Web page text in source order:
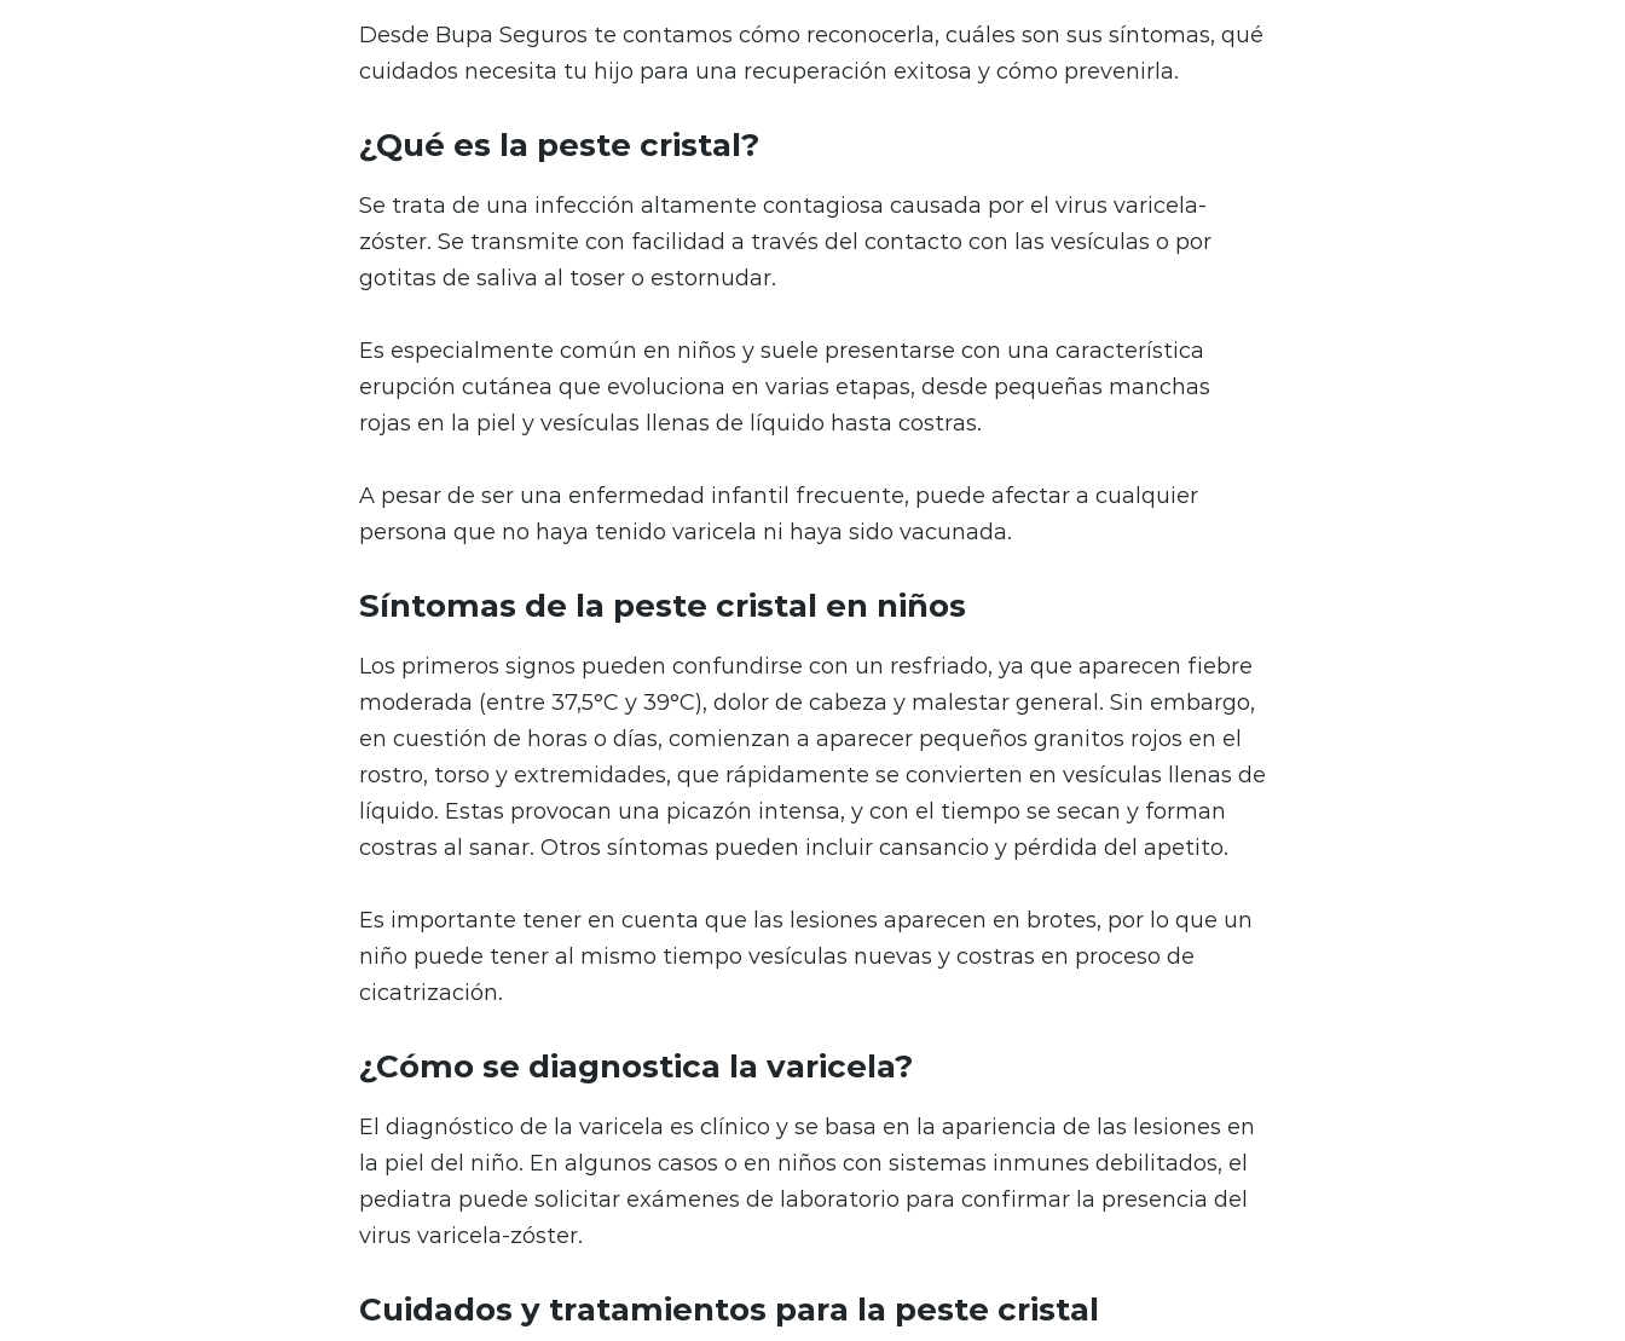
Desde Bupa Seguros te contamos cómo reconocerla, cuáles son sus síntomas, qué
cuidados necesita tu hijo para una recuperación exitosa y cómo prevenirla.
¿Qué es la peste cristal?
Se trata de una infección altamente contagiosa causada por el virus varicela-
zóster. Se transmite con facilidad a través del contacto con las vesículas o por
gotitas de saliva al toser o estornudar.
Es especialmente común en niños y suele presentarse con una característica
erupción cutánea que evoluciona en varias etapas, desde pequeñas manchas
rojas en la piel y vesículas llenas de líquido hasta costras.
A pesar de ser una enfermedad infantil frecuente, puede afectar a cualquier
persona que no haya tenido varicela ni haya sido vacunada.
Síntomas de la peste cristal en niños
Los primeros signos pueden confundirse con un resfriado, ya que aparecen fiebre
moderada (entre 37,5°C y 39°C), dolor de cabeza y malestar general. Sin embargo,
en cuestión de horas o días, comienzan a aparecer pequeños granitos rojos en el
rostro, torso y extremidades, que rápidamente se convierten en vesículas llenas de
líquido. Estas provocan una picazón intensa, y con el tiempo se secan y forman
costras al sanar. Otros síntomas pueden incluir cansancio y pérdida del apetito.
Es importante tener en cuenta que las lesiones aparecen en brotes, por lo que un
niño puede tener al mismo tiempo vesículas nuevas y costras en proceso de
cicatrización.
¿Cómo se diagnostica la varicela?
El diagnóstico de la varicela es clínico y se basa en la apariencia de las lesiones en
la piel del niño. En algunos casos o en niños con sistemas inmunes debilitados, el
pediatra puede solicitar exámenes de laboratorio para confirmar la presencia del
virus varicela-zóster.
Cuidados y tratamientos para la peste cristal